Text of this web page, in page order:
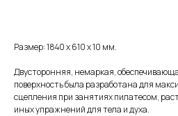
Размер: 1840 x 610 x 10 мм.
Двусторонняя, немаркая,
поверхность была разработана для
сцепления при занятиях пилатесом,
иных упражнений для тела и духа.